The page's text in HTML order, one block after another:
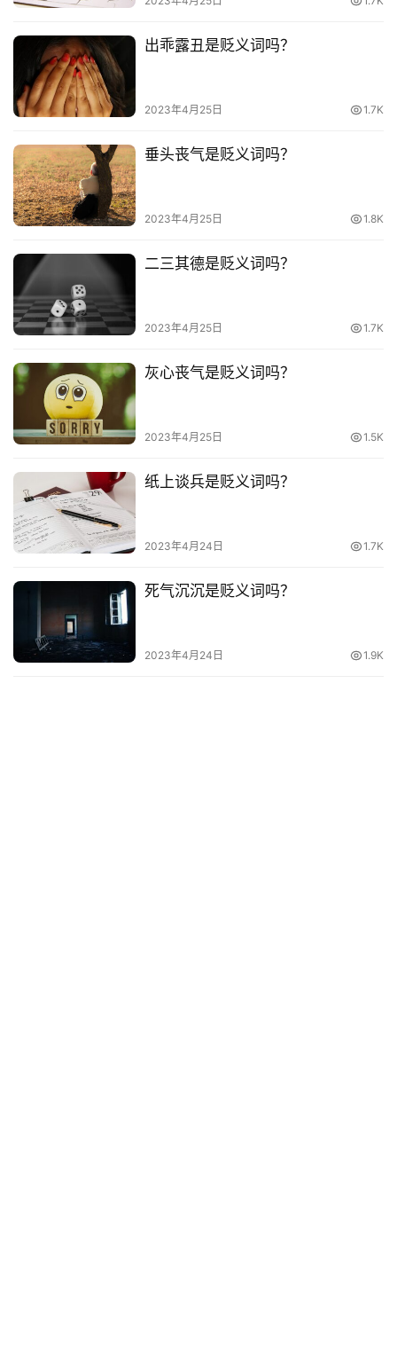
词
络
热
词
影
台
词
其
他
语
登录 注册
出乖露丑是贬义词吗？
2023年4月25日 1.7K
垂头丧气是贬义词吗？
2023年4月25日 1.8K
二三其德是贬义词吗？
2023年4月25日 1.7K
灰心丧气是贬义词吗？
2023年4月25日 1.5K
纸上谈兵是贬义词吗？
2023年4月24日 1.7K
死气沉沉是贬义词吗？
2023年4月24日 1.9K